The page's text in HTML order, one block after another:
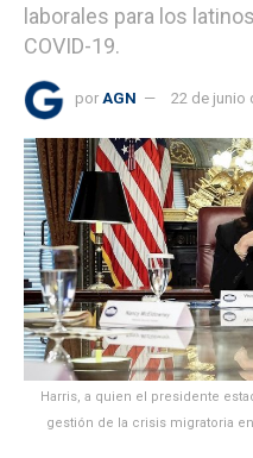
laborales para los
COVID-19.
por AGN 22 de junio
Harris, a quien el presidente
gestión de la crisis migratoria